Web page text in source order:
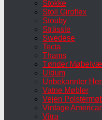
Stokke
Stoll Giroflex
Stouby
Strässle
Swedese
Tecta
Thams
Tønder
Uldum
Unbekannter
Vatne Møbler
Vejen
Vintage
Vitra